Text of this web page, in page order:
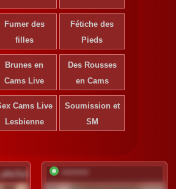
Fumer des
filles
Fétiche des
Pieds
Brunes en
Cams Live
Des Rousses
en Cams
Cams Live
Lesbienne
Soumission et
SM
*********